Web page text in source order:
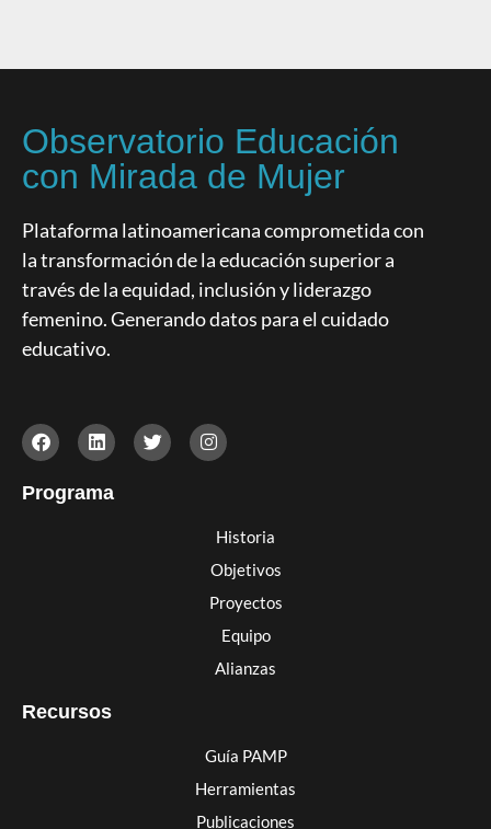
Observatorio Educación
con Mirada de Mujer
Plataforma latinoamericana comprometida con
la transformación de la educación superior a
través de la equidad, inclusión y liderazgo
femenino. Generando datos para el cuidado
educativo.
Programa
Historia
Objetivos
Proyectos
Equipo
Alianzas
Recursos
Guía PAMP
Herramientas
Publicaciones